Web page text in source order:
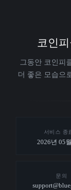
코인
그동안 코인피
더 좋은 모습으
서비스 종
2026년 05
문의